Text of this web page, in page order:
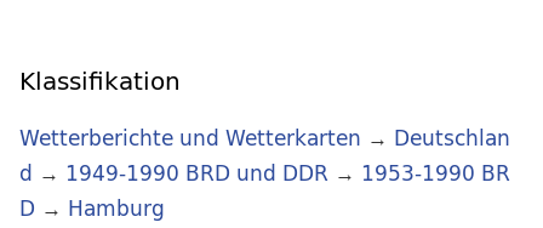
Klassifikation
Wetterberichte und Wetterkarten → Deutschlan
d → 1949-1990 BRD und DDR → 1953-1990 BR
D → Hamburg